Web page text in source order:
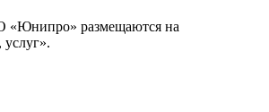
«Юнипро» размещаются на